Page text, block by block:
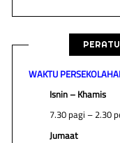
WAKTU
Isnin – Khamis
7.30 pagi – 2.30
Jumaat